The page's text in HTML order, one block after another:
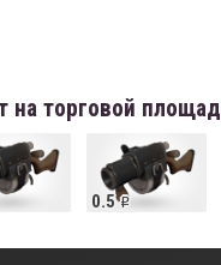
на торговой
0.5